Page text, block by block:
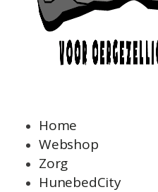
Home
Webshop
Zorg
HunebedCity